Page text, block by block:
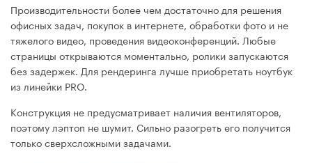
Производительности более чем достаточно для решения
офисных задач, покупок в интернете, обработки фото и не
тяжелого видео, проведения видеоконференций. Любые
страницы открываются моментально, ролики запускаются
без задержек. Для рендеринга лучше приобретать ноутбук
из линейки PRO.
Конструкция не предусматривает наличия вентиляторов,
поэтому лэптоп не шумит. Сильно разогреть его получится
только сверхсложными задачами.